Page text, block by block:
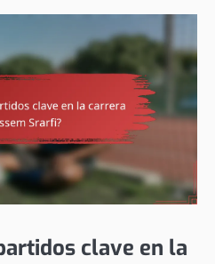
clave en la